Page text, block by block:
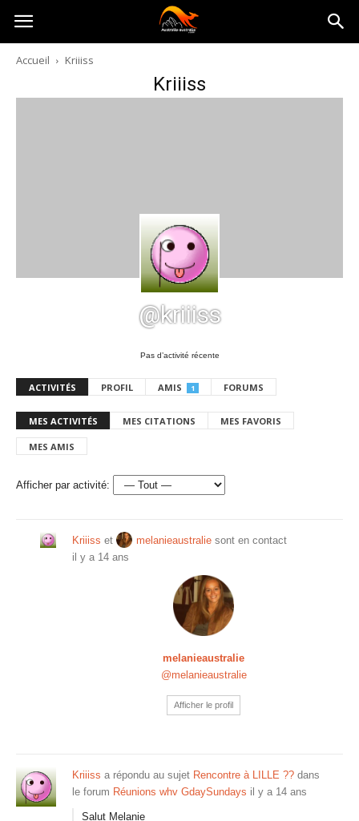
Australia-
australie.com
Accueil Kriiiss
Kriiiss
@kriiiss
Pas d’activité récente
ACTIVITÉS PROFIL AMIS 1 FORUMS
MES ACTIVITÉS MES CITATIONS MES FAVORIS
MES AMIS
Afficher par activité:
Kriiiss et melanieaustralie sont en contact
il y a 14 ans
melanieaustralie
@melanieaustralie
Afficher le profil
Kriiiss a répondu au sujet Rencontre à LILLE ?? dans
le forum Réunions whv GdaySundays il y a 14 ans
Salut Melanie